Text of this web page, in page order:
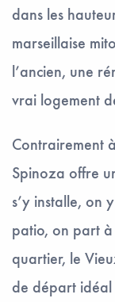
dans les
marseillaise
l’ancien, une
vrai logement
Contrairement
Spinoza offre
s’y installe, on
patio, on part à
quartier, le
de départ idéal